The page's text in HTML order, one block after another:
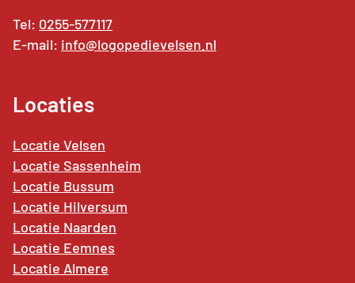
Tel: 0255-577117
E-mail: info@logopedievelsen.nl
Locaties
Locatie Velsen
Locatie Sassenheim
Locatie Bussum
Locatie Hilversum
Locatie Naarden
Locatie Eemnes
Locatie Almere